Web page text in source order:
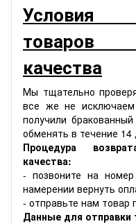
Условия
товаров
качества
Мы тщательно
все же не
получили
обменять в течение
Процедура
качества:
- позвоните на
намерении вернуть
- отправьте нам товар
Данные для отправки